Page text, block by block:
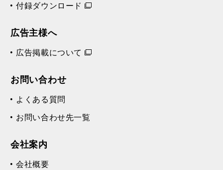
付録ダウンロード
広告主様へ
広告掲載について
お問い合わせ
よくある質問
お問い合わせ先一覧
会社案内
会社概要